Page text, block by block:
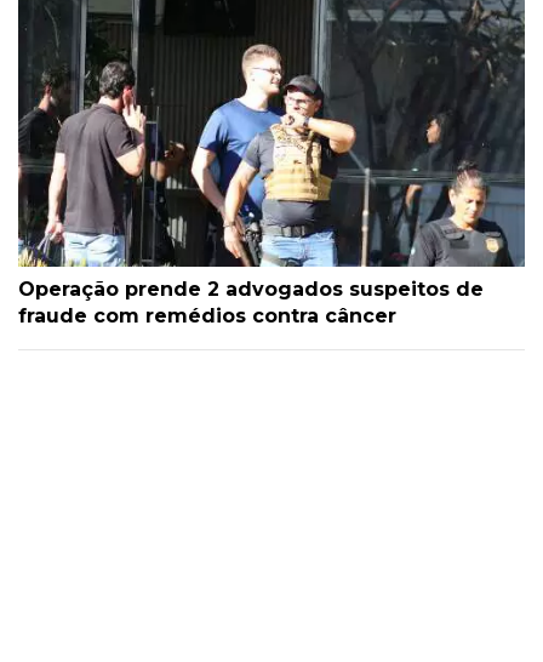
Operação prende 2 advogados suspeitos de
fraude com remédios contra câncer